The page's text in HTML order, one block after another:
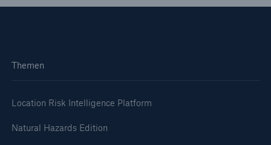
Themen
Location Risk Intelligence Platform
Natural Hazards Edition